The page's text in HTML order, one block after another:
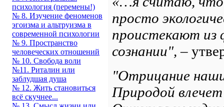
психология (перемены!)
№ 8. Изучение феноменов
эгоизма и альтруизма в
современной психологии
№ 9. Пространство
человеческих отношений
№ 10. Свобода воли
№11. Риталин или
заблудшая душа
№ 12. Жить становиться
всё скучнее...
просто
проистекают из
сознании", –
"Отрицание
Природой